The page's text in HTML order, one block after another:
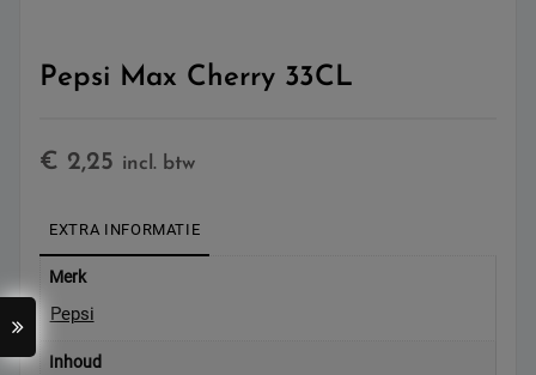
Pepsi Max Cherry 33CL
€ 2,25 incl. btw
EXTRA INFORMATIE
Merk
Pepsi
Inhoud